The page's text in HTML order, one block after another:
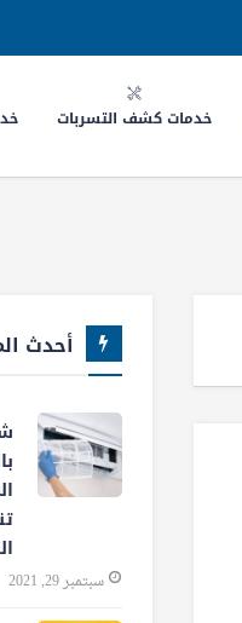
خدمات كشف التسربات
أحدث
سبتمبر 29, 2021